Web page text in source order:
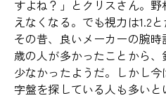
すよね？」とクリスさん。
えなくなる。でも視力は1.2
その昔、良いメーカーの腕
歳の人が多かったことから
少なかったようだ。しかし
字盤を探している人も多いと